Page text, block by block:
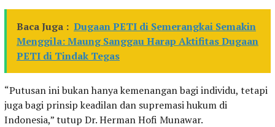
Baca Juga : Dugaan PETI di Semerangkai Semakin
Menggila: Maung Sanggau Harap Aktifitas Dugaan
PETI di Tindak Tegas
“Putusan ini bukan hanya kemenangan bagi individu, tetapi
juga bagi prinsip keadilan dan supremasi hukum di
Indonesia,” tutup Dr. Herman Hofi Munawar.